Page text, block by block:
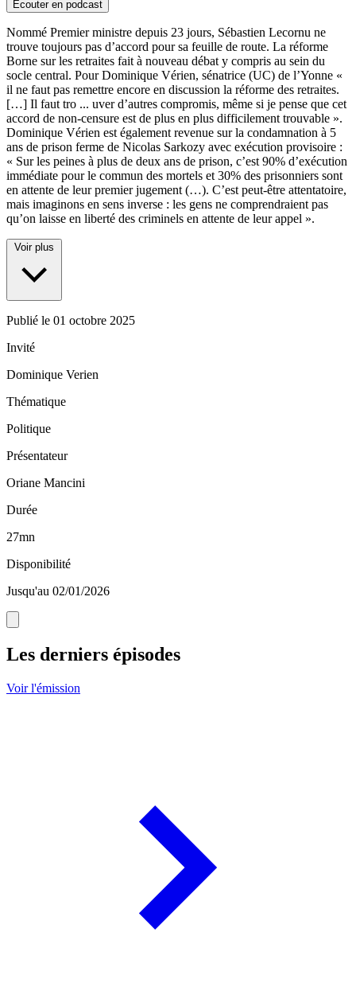
Écouter en podcast
Nommé Premier ministre depuis 23 jours, Sébastien Lecornu ne
trouve toujours pas d’accord pour sa feuille de route. La réforme
Borne sur les retraites fait à nouveau débat y compris au sein du
socle central. Pour Dominique Vérien, sénatrice (UC) de l’Yonne «
il ne faut pas remettre encore en discussion la réforme des retraites.
[…] Il faut tro ... uver d’autres compromis, même si je pense que cet
accord de non-censure est de plus en plus difficilement trouvable ».
Dominique Vérien est également revenue sur la condamnation à 5
ans de prison ferme de Nicolas Sarkozy avec exécution provisoire :
« Sur les peines à plus de deux ans de prison, c’est 90% d’exécution
immédiate pour le commun des mortels et 30% des prisonniers sont
en attente de leur premier jugement (…). C’est peut-être attentatoire,
mais imaginons en sens inverse : les gens ne comprendraient pas
qu’on laisse en liberté des criminels en attente de leur appel ».
Voir plus
Publié le 01 octobre 2025
Invité
Dominique Verien
Thématique
Politique
Présentateur
Oriane Mancini
Durée
27mn
Disponibilité
Jusqu'au 02/01/2026
Les derniers épisodes
Voir l'émission